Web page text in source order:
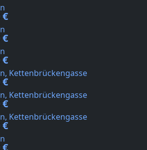
€
€
€
Kettenbrückengasse
€
Kettenbrückengasse
€
Kettenbrückengasse
€